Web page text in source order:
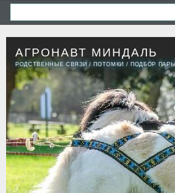
АГРОНАВТ МИНДАЛЬ
РОДСТВЕННЫЕ СВЯЗИ / ПОТОМКИ / ПОДБОР ПАРЫ